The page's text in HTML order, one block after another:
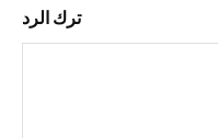
ترك الرد